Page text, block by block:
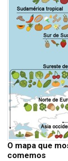
O mapa que
comemos